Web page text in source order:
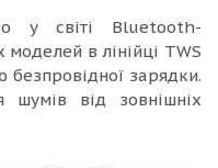
у світі Bluetooth-
в лінійці TWS
зарядки.
шумів від зовнішніх